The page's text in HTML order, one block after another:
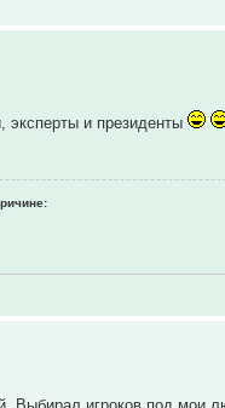
эксперты и президенты